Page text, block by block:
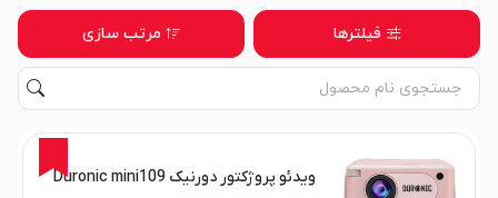
فیلترها مرتب سازی
7%
ویدئو پروژکتور دورنیک Duronic mini109